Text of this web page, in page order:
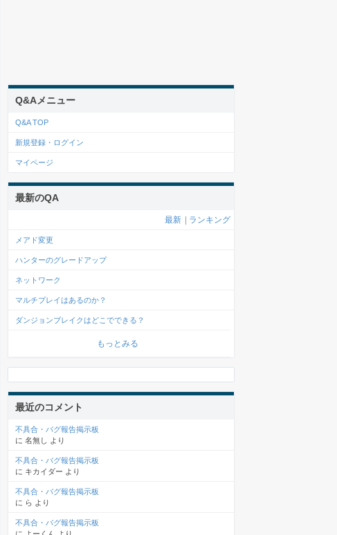
Q&Aメニュー
Q&A TOP
新規登録・ログイン
マイページ
最新のQA
最新 ランキング
メアド変更
ハンターのグレードアップ
ネットワーク
マルチプレイはあるのか？
ダンジョンブレイクはどこでできる？
もっとみる
最近のコメント
不具合・バグ報告掲示板
に 名無し より
不具合・バグ報告掲示板
に キカイダー より
不具合・バグ報告掲示板
に ら より
不具合・バグ報告掲示板